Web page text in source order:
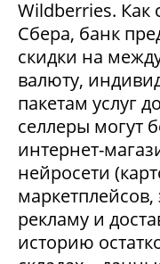
Wildberries. Как
Сбера, банк
скидки на
валюту,
пакетам услуг
селлеры могут
интернет-
нейросети
рекламу и
историю